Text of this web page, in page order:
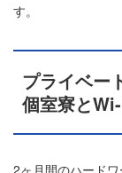
す。
プライベー
個室寮と
2ヶ月間のハード